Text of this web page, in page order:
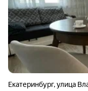
Екатеринбург,улица